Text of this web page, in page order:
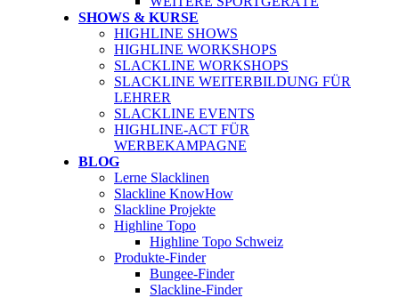
SHOWS & KURSE
HIGHLINE SHOWS
HIGHLINE WORKSHOPS
SLACKLINE WORKSHOPS
SLACKLINE WEITERBILDUNG FÜR
LEHRER
SLACKLINE EVENTS
HIGHLINE-ACT FÜR
WERBEKAMPAGNE
BLOG
Lerne Slacklinen
Slackline KnowHow
Slackline Projekte
Highline Topo
Highline Topo Schweiz
Produkte-Finder
Bungee-Finder
Slackline-Finder